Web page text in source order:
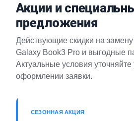
Акции и
предложения
Действующие скидки на
Galaxy Book3 Pro и выгодные
Актуальные условия
оформлении заявки.
СЕЗОННАЯ АКЦИЯ